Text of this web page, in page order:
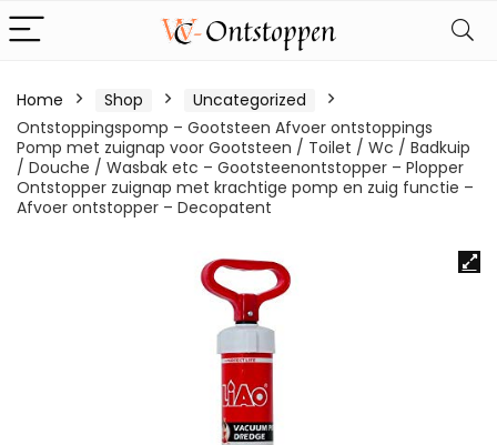
Home Shop
Uncategorized
Ontstoppingspomp – Gootsteen Afvoer ontstoppings
Pomp met zuignap voor Gootsteen / Toilet / Wc / Badkuip
/ Douche / Wasbak etc – Gootsteenontstopper – Plopper
Ontstopper zuignap met krachtige pomp en zuig functie –
Afvoer ontstopper – Decopatent